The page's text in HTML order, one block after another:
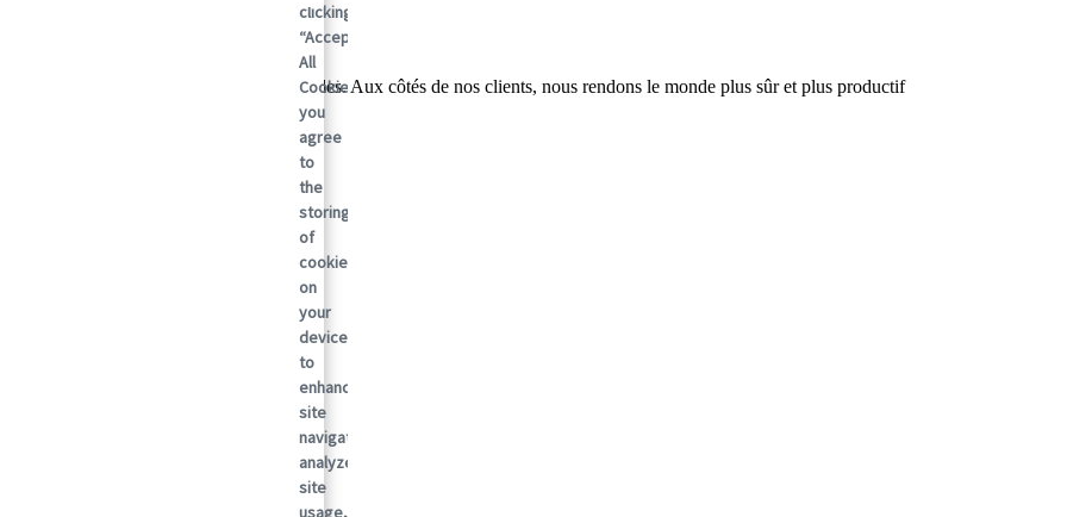
mondial des solutions d'emballage durables. Aux côtés de nos clients, nous rendons le monde plus sûr et plus productif
clicking
“Accept
All
Cookies”,
you
agree
to
the
storing
of
cookies
on
your
device
to
enhance
site
navigation,
analyze
site
usage,